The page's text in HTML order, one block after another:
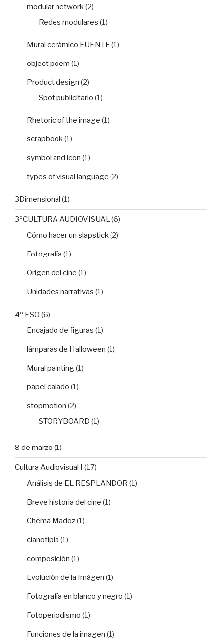
modular network(2)
Redes modulares (1)
Mural cerámico FUENTE (1)
object poem (1)
Product design (2)
Spot publicitario (1)
Rhetoric of the image (1)
scrapbook(1)
symbol and icon (1)
types of visual language (2)
3Dimensional (1)
3ºCULTURA AUDIOVISUAL(6)
Cómo hacer un slapstick(2)
Fotografía (1)
Origen del cine (1)
Unidades narrativas (1)
4º ESO (6)
Encajado de figuras (1)
lámparas de Halloween (1)
Mural painting(1)
papel calado (1)
stopmotion (2)
STORYBOARD (1)
8 de marzo (1)
Cultura Audiovisual I (17)
Análisis de EL RESPLANDOR (1)
Breve historia del cine (1)
Chema Madoz(1)
cianotipia (1)
composición (1)
Evolución de la Imágen (1)
Fotografía en blanco y negro (1)
Fotoperiodismo (1)
Funciones de la imagen (1)